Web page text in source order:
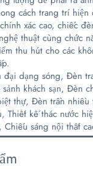
cách trang trí hiện
xác cao, chiếc
thuật cùng chức
thu hút cho các
đại dạng sóng, Đèn
khách sạn, Đèn
thự, Đèn trần
Thiết kế thác nước
sáng nội thất